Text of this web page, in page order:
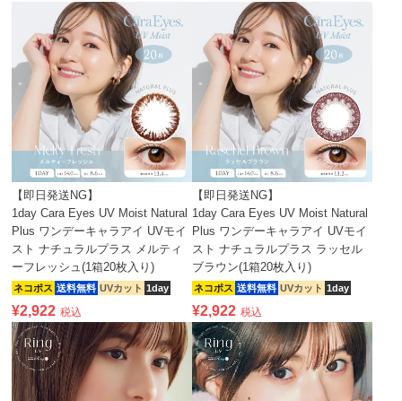
【即日発送NG】
1day Cara Eyes UV Moist Natural
Plus ワンデーキャラアイ UVモイ
スト ナチュラルプラス メルティ
ーフレッシュ(1箱20枚入り)
ネコポス 送料無料 UVカット 1day
¥2,922 税込
【即日発送NG】
1day Cara Eyes UV Moist Natural
Plus ワンデーキャラアイ UVモイ
スト ナチュラルプラス ラッセル
ブラウン(1箱20枚入り)
ネコポス 送料無料 UVカット 1day
¥2,922 税込